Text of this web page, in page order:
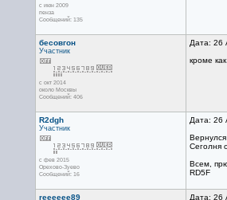
с июн 2009
пенза
Сообщений: 135
бесовгон
Участник
с окт 2014
около Москвы
Сообщений: 406
Дата: 26
кроме
R2dgh
Участник
с фев 2015
Орехово-Зуево
Сообщений: 16
Дата: 26
Вернулся
Сеголня
Всем,
RD5F
reeeeee89 Дата: 26